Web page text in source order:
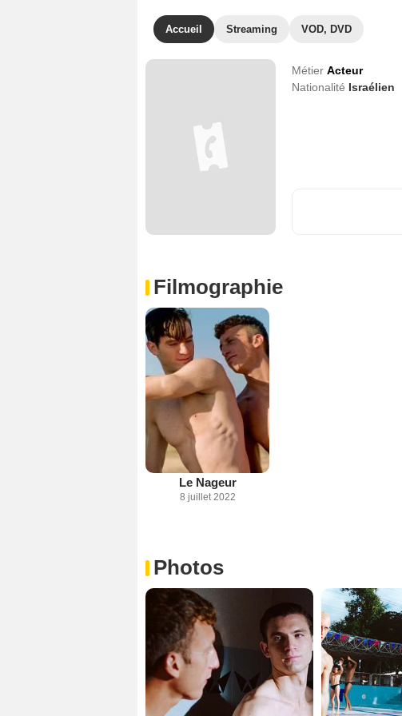
Accueil Streaming VOD, DVD
Métier Acteur
Nationalité Israélien
Filmographie
Le Nageur
8 juillet 2022
Photos